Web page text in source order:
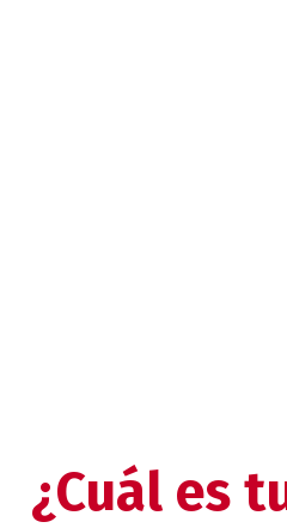
¿Cuál es